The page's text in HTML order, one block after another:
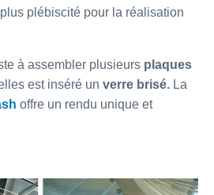
plébiscité pour la réalisation
à assembler plusieurs plaques
est inséré un verre brisé. La
offre un rendu unique et